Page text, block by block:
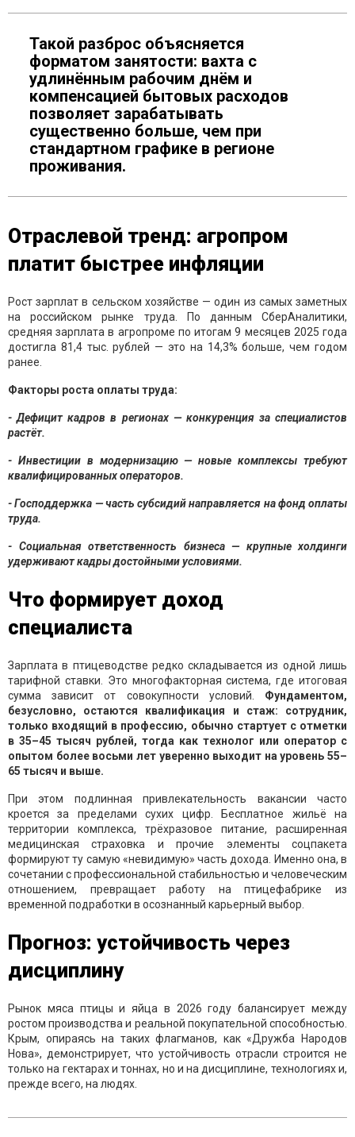
Такой разброс объясняется
форматом занятости: вахта с
удлинённым рабочим днём и
компенсацией бытовых расходов
позволяет зарабатывать
существенно больше, чем при
стандартном графике в регионе
проживания.
Отраслевой тренд: агропром
платит быстрее инфляции
Рост зарплат в сельском хозяйстве — один из самых заметных
на российском рынке труда. По данным СберАналитики,
средняя зарплата в агропроме по итогам 9 месяцев 2025 года
достигла 81,4 тыс. рублей — это на 14,3% больше, чем годом
ранее.
Факторы роста оплаты труда:
- Дефицит кадров в регионах — конкуренция за специалистов
растёт.
- Инвестиции в модернизацию — новые комплексы требуют
квалифицированных операторов.
- Господдержка — часть субсидий направляется на фонд оплаты
труда.
- Социальная ответственность бизнеса — крупные холдинги
удерживают кадры достойными условиями.
Что формирует доход
специалиста
Зарплата в птицеводстве редко складывается из одной лишь
тарифной ставки. Это многофакторная система, где итоговая
сумма зависит от совокупности условий. Фундаментом,
безусловно, остаются квалификация и стаж: сотрудник,
только входящий в профессию, обычно стартует с отметки
в 35–45 тысяч рублей, тогда как технолог или оператор с
опытом более восьми лет уверенно выходит на уровень 55–
65 тысяч и выше.
При этом подлинная привлекательность вакансии часто
кроется за пределами сухих цифр. Бесплатное жильё на
территории комплекса, трёхразовое питание, расширенная
медицинская страховка и прочие элементы соцпакета
формируют ту самую «невидимую» часть дохода. Именно она, в
сочетании с профессиональной стабильностью и человеческим
отношением, превращает работу на птицефабрике из
временной подработки в осознанный карьерный выбор.
Прогноз: устойчивость через
дисциплину
Рынок мяса птицы и яйца в 2026 году балансирует между
ростом производства и реальной покупательной способностью.
Крым, опираясь на таких флагманов, как «Дружба Народов
Нова», демонстрирует, что устойчивость отрасли строится не
только на гектарах и тоннах, но и на дисциплине, технологиях и,
прежде всего, на людях.